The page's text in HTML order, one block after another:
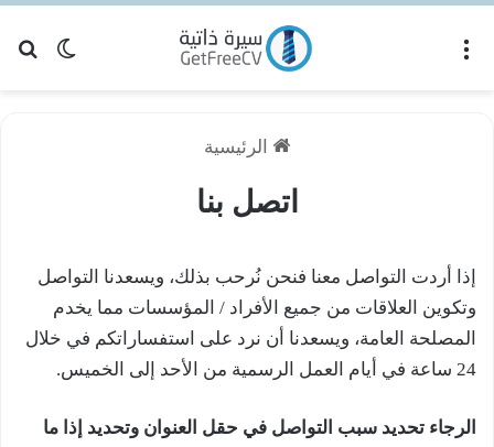
الوضع
الرئيسية
اتصل بنا
إذا أردت التواصل معنا فنحن نُرحب بذلك، ويسعدنا التواصل
وتكوين العلاقات من جميع الأفراد / المؤسسات مما يخدم
المصلحة العامة، ويسعدنا أن نرد على استفساراتكم في خلال
24 ساعة في أيام العمل الرسمية من الأحد إلى الخميس.
الرجاء تحديد سبب التواصل في حقل العنوان وتحديد إذا ما